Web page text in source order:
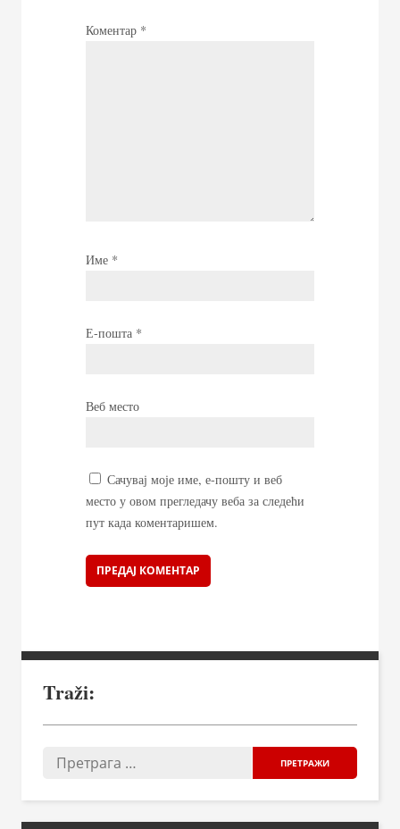
Коментар *
Име *
Е-пошта *
Веб место
Сачувај моје име, е-пошту и веб
место у овом прегледачу веба за следећи
пут када коментаришем.
Traži: